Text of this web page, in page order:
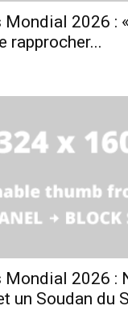
2026 :
rapprocher...
Mondial 2026 :
un Soudan du